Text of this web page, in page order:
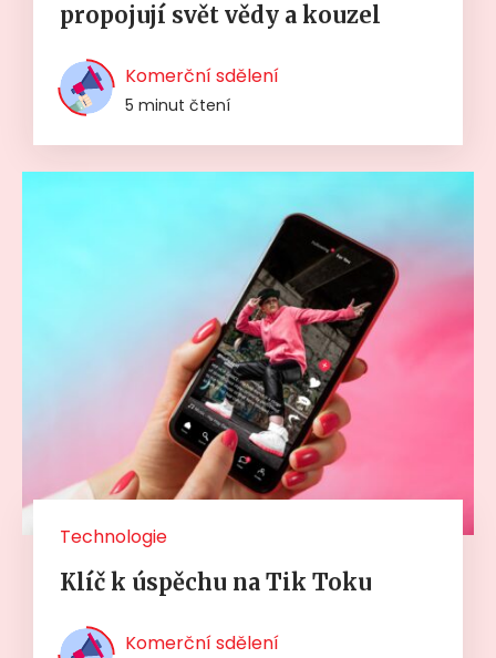
propojují svět vědy a kouzel
Komerční sdělení
5 minut čtení
Technologie
Klíč k úspěchu na Tik Toku
Komerční sdělení